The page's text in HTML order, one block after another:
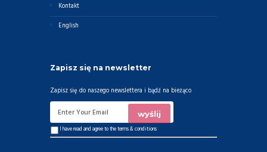
Kontakt
English
Zapisz się na newsletter
Zapisz się do naszego newslettera i bądź na bieżąco
I have read and agree to theterms & conditions